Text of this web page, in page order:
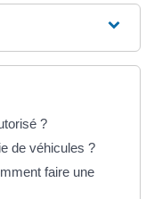
?
de véhicules ?
faire une